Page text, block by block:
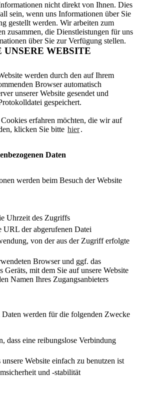
nicht direkt von Ihnen. Dies
sein, wenn uns Informationen über Sie
gestellt werden. Wir arbeiten zum
zusammen, die Dienstleistungen für uns
über Sie zur Verfügung stellen.
UNSERE WEBSITE
werden durch den auf Ihrem
Browser automatisch
unserer Website gesendet und
gespeichert.
erfahren möchten, die wir auf
klicken Sie bitte hier.
Daten
werden beim Besuch der Website
Uhrzeit des Zugriffs
URL der abgerufenen Datei
von der aus der Zugriff erfolgte
Browser und ggf. das
Geräts, mit dem Sie auf unsere Website
Namen Ihres Zugangsanbieters
Daten werden für die folgenden Zwecke
dass eine reibungslose Verbindung
unsere Website einfach zu benutzen ist
und -stabilität